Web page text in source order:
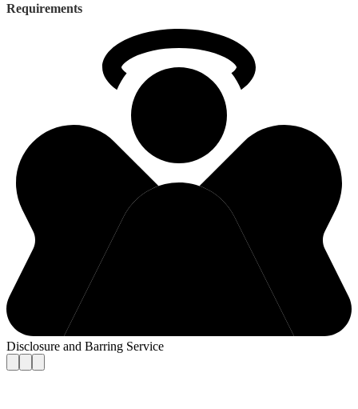
Requirements
Disclosure and Barring Service